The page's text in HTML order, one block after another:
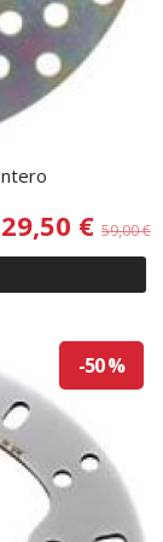
29,50 € 59,00 €
-50 %